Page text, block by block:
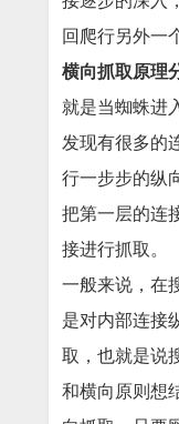
回爬行另外一
横向抓取原理
就是当蜘蛛进
发现有很多的
行一步步的纵
把第一层的连
接进行抓取。
一般来说，在
是对内部连接
取，也就是说
和横向原则想